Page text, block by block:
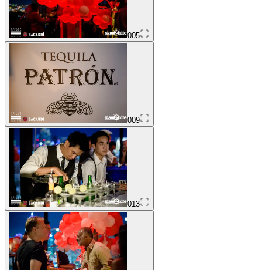
005
009
013